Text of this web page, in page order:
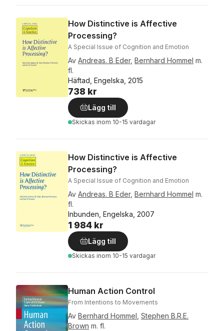
How Distinctive is Affective
Processing?
A Special Issue of Cognition and Emotion
Av Andreas. B Eder, Bernhard Hommel m.
fl.
Häftad, Engelska, 2015
738 kr
Lägg till
Skickas inom 10-15 vardagar
How Distinctive is Affective
Processing?
A Special Issue of Cognition and Emotion
Av Andreas. B Eder, Bernhard Hommel m.
fl.
Inbunden, Engelska, 2007
1 984 kr
Lägg till
Skickas inom 10-15 vardagar
Human Action Control
From Intentions to Movements
Av Bernhard Hommel Stephen B.R.E.
Brown m. fl.